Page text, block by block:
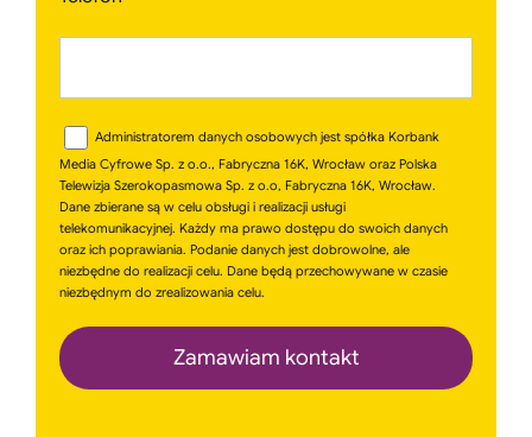
Administratorem danych osobowych jest spółka Korbank
Media Cyfrowe Sp. z o.o., Fabryczna 16K, Wrocław oraz Polska
Telewizja Szerokopasmowa Sp. z o.o, Fabryczna 16K, Wrocław.
Dane zbierane są w celu obsługi i realizacji usługi
telekomunikacyjnej. Każdy ma prawo dostępu do swoich danych
oraz ich poprawiania. Podanie danych jest dobrowolne, ale
niezbędne do realizacji celu. Dane będą przechowywane w czasie
niezbędnym do zrealizowania celu.